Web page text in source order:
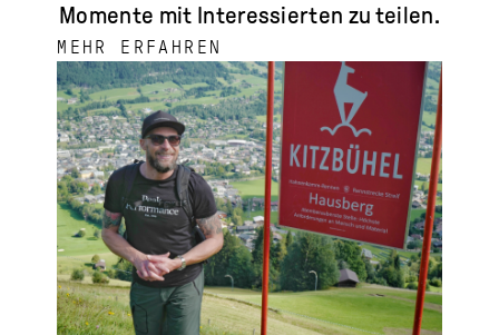
Momente mit Interessierten zu teilen.
MEHR ERFAHREN